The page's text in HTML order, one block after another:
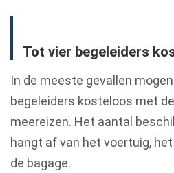
Tot vier begeleiders
In de meeste gevallen
begeleiders kosteloos met
meereizen. Het aantal
hangt af van het voertuig,
de bagage.